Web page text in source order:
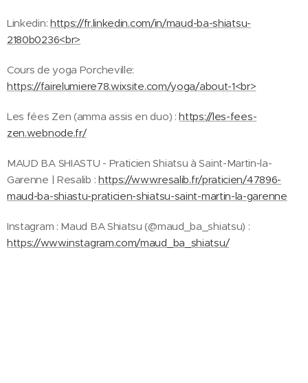
Linkedin: https://fr.linkedin.com/in/maud-ba-shiatsu-
2180b0236<br>
Cours de yoga Porcheville:
https://fairelumiere78.wixsite.com/yoga/about-1<br>
Les fées Zen (amma assis en duo) :https://les-fees-
zen.webnode.fr/
MAUD BA SHIASTU - Praticien Shiatsu à Saint-Martin-la-
Garenne | Resalib : https://www.resalib.fr/praticien/47896-
maud-ba-shiastu-praticien-shiatsu-saint-martin-la-garenne
Instagram : Maud BA Shiatsu (@maud_ba_shiatsu) :
https://www.instagram.com/maud_ba_shiatsu/